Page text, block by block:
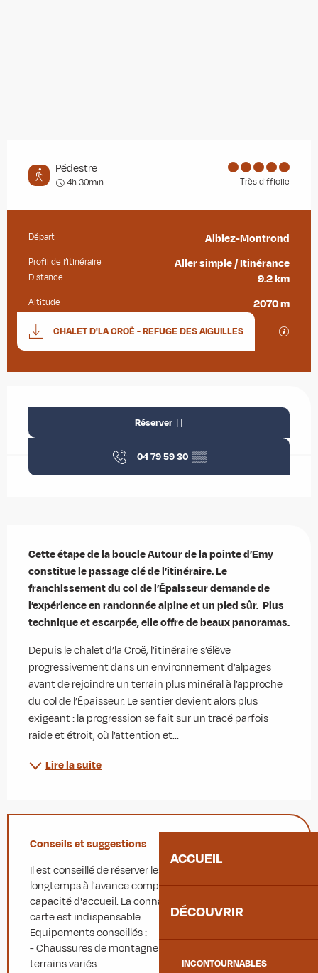
ACCUEIL
DÉCOUVRIR
INCONTOURNABLES
Pédestre
4h 30min Très difficile
Informations pratiques
Départ Albiez-Montrond
Profil de l’itinéraire Aller simple / Itinérance
Distance 9.2 km
Altitude 2070 m
Documentation
CHALET D'LA CROË - REFUGE DES AIGUILLES
Réserver
04 79 59 30 ▒▒
Cette étape de la boucle Autour de la pointe d’Emy
constitue le passage clé de l’itinéraire. Le
franchissement du col de l’Épaisseur demande de
l’expérience en randonnée alpine et un pied sûr.  Plus
technique et escarpée, elle offre de beaux panoramas.
Depuis le chalet d’la Croë, l’itinéraire s’élève
progressivement dans un environnement d’alpages
avant de rejoindre un terrain plus minéral à l’approche
du col de l’Épaisseur. Le sentier devient alors plus
exigeant : la progression se fait sur un tracé parfois
raide et étroit, où l’attention et...
Lire la suite
Conseils et suggestions
Il est conseillé de réserver les hébergements
longtemps à l'avance compte tenu de leur petite
capacité d'accueil. La connaissance de lecture de
carte est indispensable.
Equipements conseillés :
- Chaussures de montagne adaptées à la marche en
terrains variés.